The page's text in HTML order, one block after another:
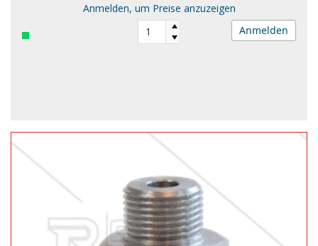
Anmelden, um Preise anzuzeigen
Anmelden